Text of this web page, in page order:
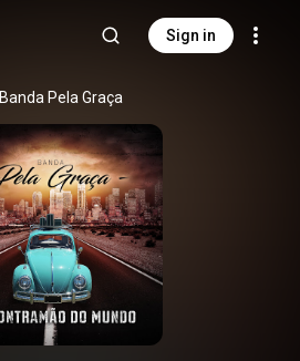
Sign in
Banda Pela Graça